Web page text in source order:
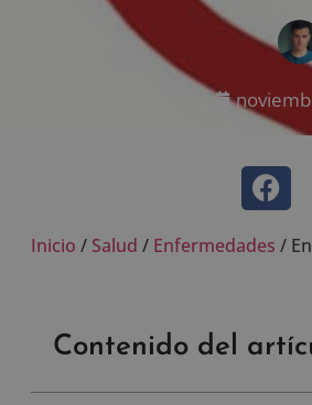
Inicio / Salud / Enfermedades /
Contenido del